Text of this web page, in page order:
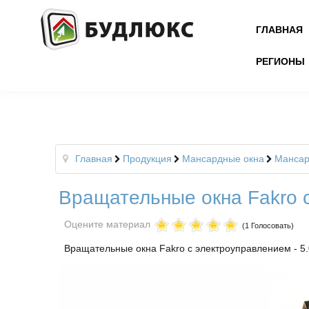
ГЛАВНАЯ
РЕГИОНЫ
Главная Продукция Мансардные окна
Вращательные окна Fakro
Оцените материал (1 Голосовать)
Вращательные окна Fakro с электроуправлением -